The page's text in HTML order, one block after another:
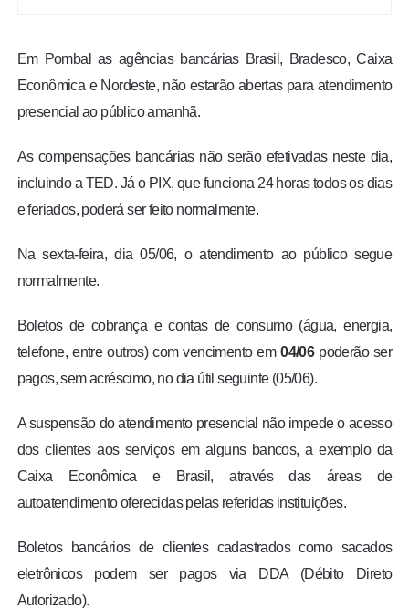
Em Pombal as agências bancárias Brasil, Bradesco, Caixa
Econômica e Nordeste, não estarão abertas para atendimento
presencial ao público amanhã.
As compensações bancárias não serão efetivadas neste dia,
incluindo a TED. Já o PIX, que funciona 24 horas todos os dias
e feriados, poderá ser feito normalmente.
Na sexta-feira, dia 05/06, o atendimento ao público segue
normalmente.
Boletos de cobrança e contas de consumo (água, energia,
telefone, entre outros) com vencimento em04/06 poderão ser
pagos, sem acréscimo, no dia útil seguinte (05/06).
A suspensão do atendimento presencial não impede o acesso
dos clientes aos serviços em alguns bancos, a exemplo da
Caixa Econômica e Brasil, através das áreas de
autoatendimento oferecidas pelas referidas instituições.
Boletos bancários de clientes cadastrados como sacados
eletrônicos podem ser pagos via DDA (Débito Direto
Autorizado).